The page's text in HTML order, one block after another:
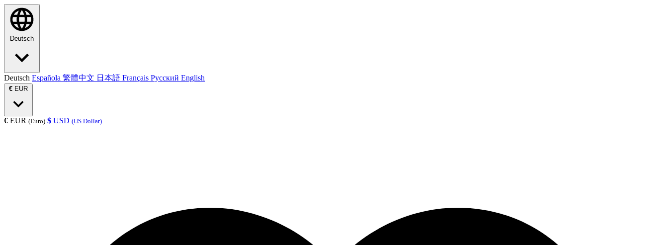
Deutsch
Deutsch Española 繁體中文 日本語 Français Русский English
€ EUR
€ EUR (Euro) $ USD (US Dollar)